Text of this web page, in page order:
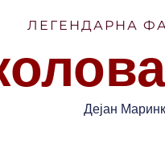
ЛЕГЕНДАРНА
Дејан